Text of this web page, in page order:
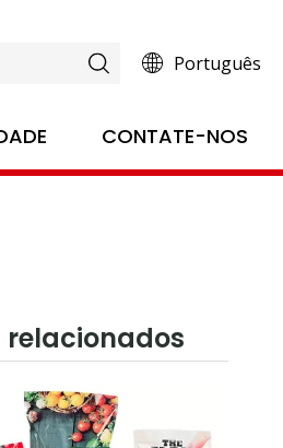
Português
CONTATE-NOS
relacionados